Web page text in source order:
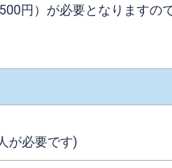
円）が必要となりますの
が必要です)